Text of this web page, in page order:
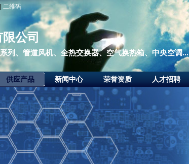
二维码
公司
列、管道风机、全热交换器、空气换热箱、中央空调...
供应产品 新闻中心 荣誉资质 人才招聘